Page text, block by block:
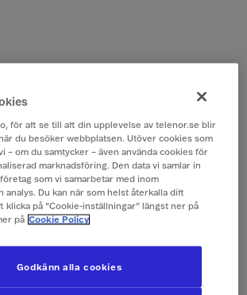
för att se till att din upplevelse av telenor.se blir
du besöker webbplatsen. Utöver cookies som
– om du samtycker – även använda cookies för
marknadsföring. Den data vi samlar in
som vi samarbetar med inom
analys. Du kan när som helst återkalla ditt
klicka på ”Cookie-inställningar” längst ner på
på Cookie Policy
Godkänn alla cookies